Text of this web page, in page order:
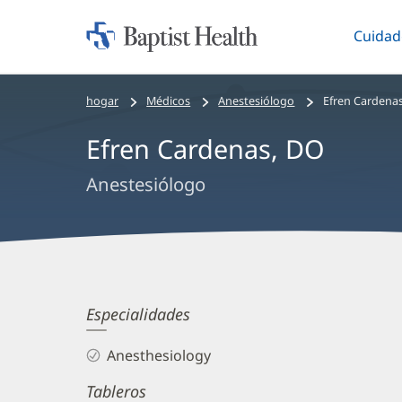
Iniciar:
Bread
navigation
hogar Médicos Anestesiólogo Efren
Efren Cardenas, DO
Anestesiólogo
Efren
Cardenas,
DO
Especialidades
Anesthesiology
Tableros